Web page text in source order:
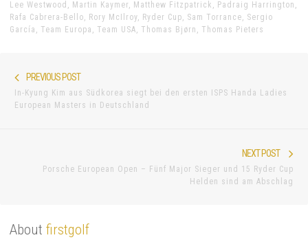
Lee Westwood
Martin Kaymer Matthew Fitzpatrick Padraig Harrington
Rafa Cabrera-Bello
Rory McIlroy Ryder Cup Sam Torrance
Sergio
García
Team Europa Team USA Thomas Bjørn Thomas Pieters
PREVIOUS POST
post:
In-Kyung Kim aus Südkorea siegt bei den ersten ISPS Handa Ladies
European Masters in Deutschland
NEXT POST
Porsche European Open – Fünf Major Sieger und 15 Ryder Cup
Helden sind am Abschlag
About firstgolf